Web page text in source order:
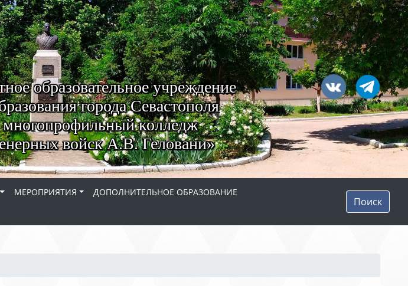
образовательное учреждение
города Севастополя
многопрофильный колледж
войск А.В. Геловани»
МЕРОПРИЯТИЯ
ДОПОЛНИТЕЛЬНОЕ ОБРАЗОВАНИЕ
Поиск